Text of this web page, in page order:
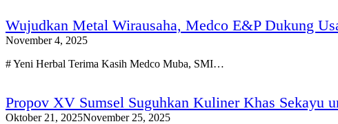
Wujudkan Metal Wirausaha, Medco E&P Dukung
November 4, 2025
# Yeni Herbal Terima Kasih Medco Muba, SMI…
Propov XV Sumsel Suguhkan Kuliner Khas Sekayu
Oktober 21, 2025November 25, 2025